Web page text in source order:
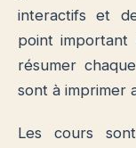
interactifs et
point
résumer
sont à imprimer
Les cours